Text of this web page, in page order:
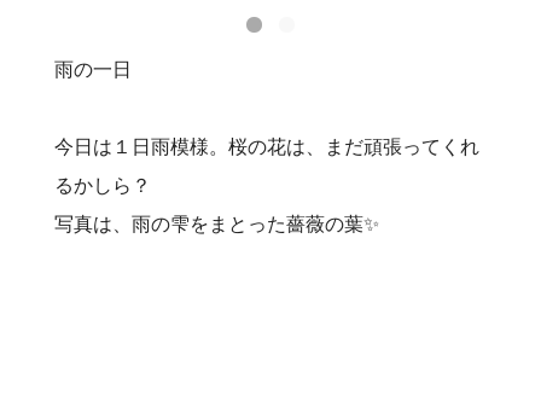
雨の一日
今日は１日雨模様。桜の花は、まだ頑張ってくれ
るかしら？
写真は、雨の雫をまとった薔薇の葉✨